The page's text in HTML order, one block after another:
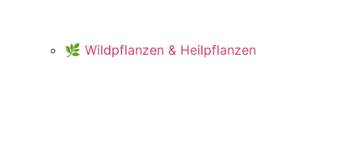
🌿 Wildpflanzen & Heilpflanzen